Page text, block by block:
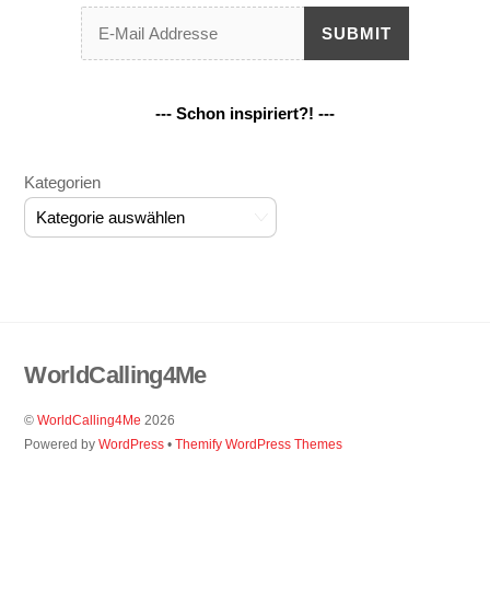
SUBMIT
--- Schon inspiriert?! ---
Kategorien
WorldCalling4Me
©WorldCalling4Me 2026
Powered byWordPress •Themify WordPress Themes